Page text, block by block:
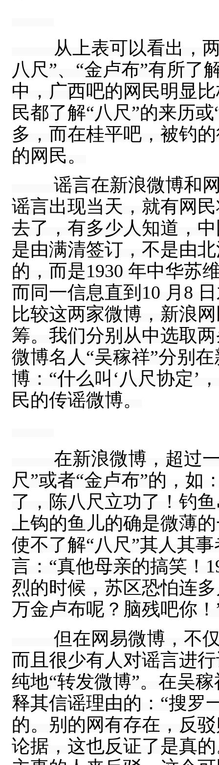
从上表可以看出，两
八尺”、“金卢布”有所了
中，广西吧的网民明显
民都了解“八尺”的来历
多，而在桂平吧，被钓
的网民。
谣言在新浪微博和网
谣言出现当天，就有网
去了，有多少人知道，
是由满清签订，不是由
的，而是1930 年中华苏
而同一信息直到10 月8
比较这两家微博，新浪
筹。我们分别从中选取
微博名人“吴稼祥”分别
博：“什么叫‘八尺协定’
民的传谣微博。
在新浪微博，超过一
尺”或者“金卢布”的，如
了，陈八尺立功了！钓
上钩的鱼儿的确是微薄
使不了解“八尺”其人其
言：“真他母亲的搞笑！
烈的时候，苏区恐怕连
万金卢布呢？脑残吧你
但在网易微博，不仅
而且很少有人对谣言进
纯地“转发微博”。在吴
释其信谣理由的：“搜罗
的。别的网有存在，反
论据，这也反证了是真